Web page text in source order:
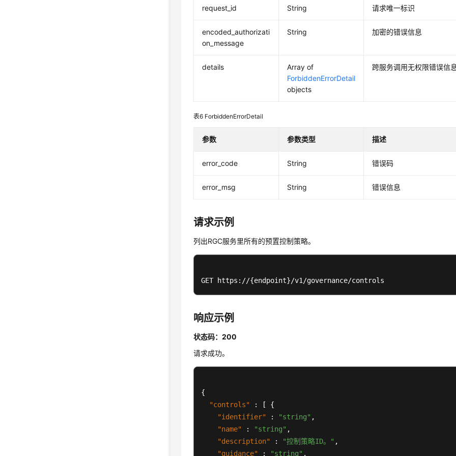
request_id String 请求唯一标识
encoded_authorizati
on_message
String 加密的错误信息
details
Array of
ForbiddenErrorDetail
objects
跨服务调用无权限错误信
表6 ForbiddenErrorDetail
参数 参数类型 描述
error_code String 错误码
error_msg String 错误信息
请求示例
列出RGC服务里所有的预置控制策略。
GET https://{endpoint}/v1/governance/controls
响应示例
状态码：200
请求成功。
{
"controls"
: [
{
"identifier"
: "string" ,
"name"
: "string" ,
"description"
: "控制策略ID。" ,
"guidance"
: "string" ,